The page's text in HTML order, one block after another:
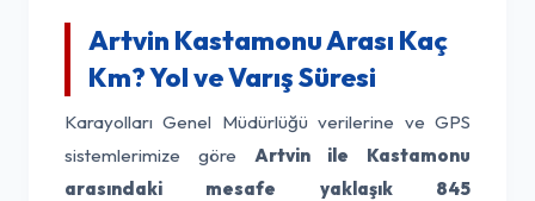
Artvin Kastamonu Arası Kaç
Km? Yol ve Varış Süresi
Karayolları Genel Müdürlüğü verilerine ve GPS
sistemlerimize göre Artvin ile Kastamonu
arasındaki mesafe yaklaşık 845